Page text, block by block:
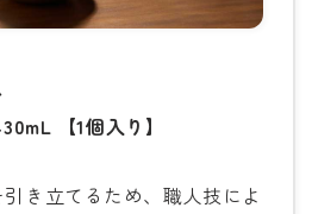
【1個入り】
き立てるため、職人技によ